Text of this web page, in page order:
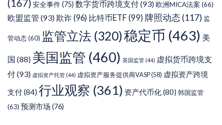
(167) 安全事件(75) 数字货币跨境支付(93)欧洲MICA法案 (66)
欧盟监管 (93)欺诈 (96) 比特币ETF (99) 牌照动态 (117) 监
管动态(60) 监管立法 (320)稳定币 (463) 美
国 (88) 美国监管 (460) 英国监管 (44) 虚拟货币跨境支
付(93) 虚拟资产托管 (44) 虚拟资产服务提供商VASP(58) 虚拟资产跨境
支付(84) 行业观察 (361) 资产代币化(80) 韩国监管
(63) 预测市场 (76)